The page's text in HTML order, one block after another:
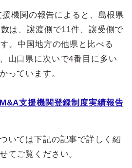
機関の報告によると、島根県
は、譲渡側で11件、譲受側で
。中国地方の他県と比べる
山口県に次いで4番目に多い
っています。
支援機関登録制度実績報告
いては下記の記事で詳しく紹
てご覧ください。